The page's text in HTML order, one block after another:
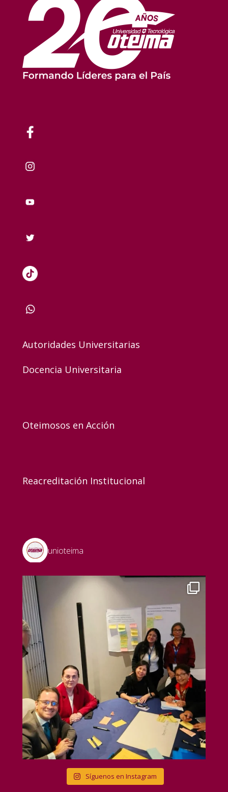
Autoridades Universitarias
Docencia Universitaria
Oteimosos en Acción
Reacreditación Institucional
unioteima
Síguenos en Instagram